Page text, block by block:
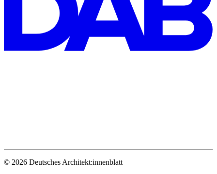
© 2026 Deutsches Architekt:innenblatt